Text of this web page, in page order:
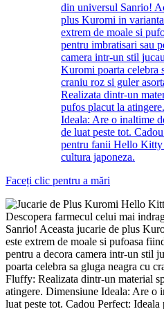
Faceți clic pentru a mări